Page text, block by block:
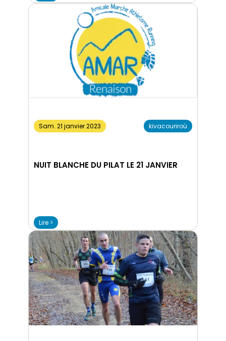
Sam. 21 janvier 2023 kivacouriroù
NUIT BLANCHE DU PILAT LE 21 JANVIER
Lire >